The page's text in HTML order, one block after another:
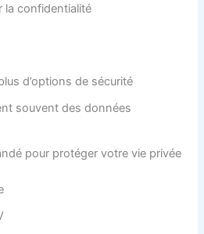
la confidentialité
d’options de sécurité
souvent des données
pour protéger votre vie privée